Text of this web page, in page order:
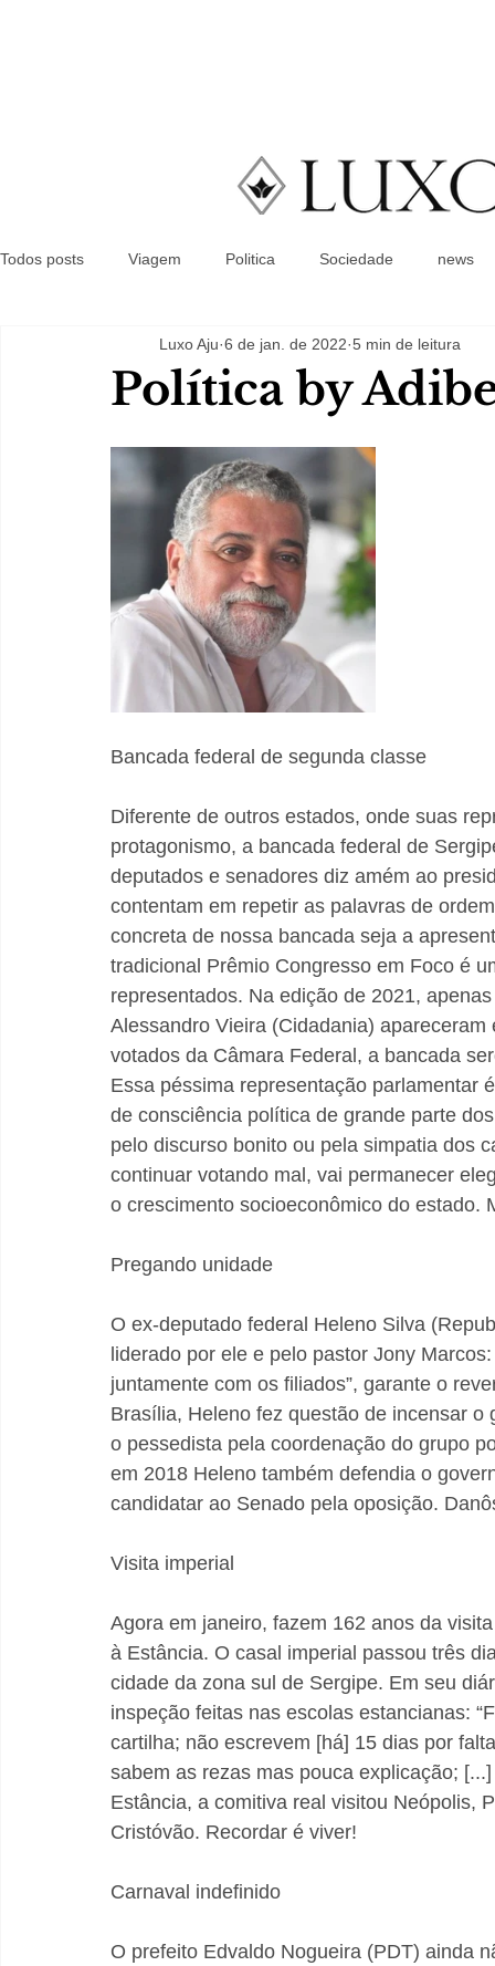
Todos posts Viagem Politica Sociedade news
Política by
Luxo Aju 6 de jan. de 2022 5 min de leitura
Bancada federal de segunda classe
Diferente de outros estados, onde suas
protagonismo, a bancada federal de
deputados e senadores diz amém ao
contentam em repetir as palavras de
concreta de nossa bancada seja a
tradicional Prêmio Congresso em Foco é
representados. Na edição de 2021,
Alessandro Vieira (Cidadania)
votados da Câmara Federal, a bancada
Essa péssima representação parlamentar
de consciência política de grande parte
pelo discurso bonito ou pela simpatia dos
continuar votando mal, vai permanecer
o crescimento socioeconômico do estado.
Pregando unidade
O ex-deputado federal Heleno Silva
liderado por ele e pelo pastor Jony
juntamente com os filiados”, garante o
Brasília, Heleno fez questão de incensar
o pessedista pela coordenação do grupo
em 2018 Heleno também defendia o
candidatar ao Senado pela oposição.
Visita imperial
Agora em janeiro, fazem 162 anos da
à Estância. O casal imperial passou três
cidade da zona sul de Sergipe. Em seu
inspeção feitas nas escolas estancianas:
cartilha; não escrevem [há] 15 dias por
sabem as rezas mas pouca explicação;
Estância, a comitiva real visitou Neópolis,
Cristóvão. Recordar é viver!
Carnaval indefinido
O prefeito Edvaldo Nogueira (PDT) ainda